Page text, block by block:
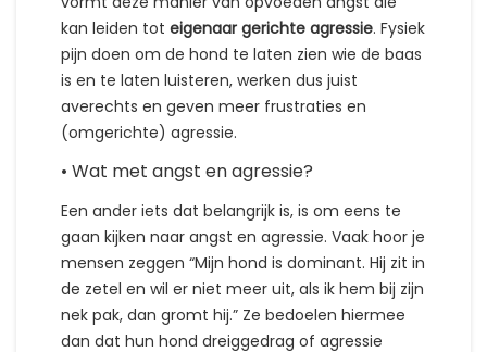
kan leiden tot eigenaar gerichte agressie. Fysiek
pijn doen om de hond te laten zien wie de baas
is en te laten luisteren, werken dus juist
averechts en geven meer frustraties en
(omgerichte) agressie.
• Wat met angst en agressie?
Een ander iets dat belangrijk is, is om eens te
gaan kijken naar angst en agressie. Vaak hoor je
mensen zeggen “Mijn hond is dominant. Hij zit in
de zetel en wil er niet meer uit, als ik hem bij zijn
nek pak, dan gromt hij.” Ze bedoelen hiermee
dan dat hun hond dreiggedrag of agressie